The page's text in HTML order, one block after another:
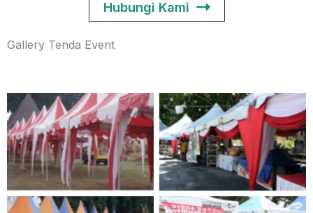
Hubungi Kami
Gallery Tenda Event